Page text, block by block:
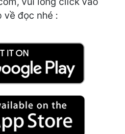
về đọc nhé :